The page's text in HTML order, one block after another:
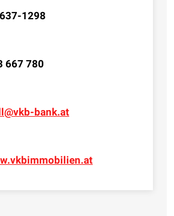
1298
667 780
bank.at